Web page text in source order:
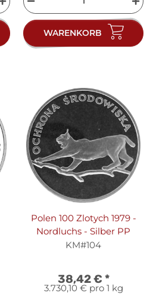
WARENKORB
Polen 100 Zlotych 1979 -
Nordluchs - Silber PP
KM#104
38,42 € *
3.730,10 € pro 1 kg